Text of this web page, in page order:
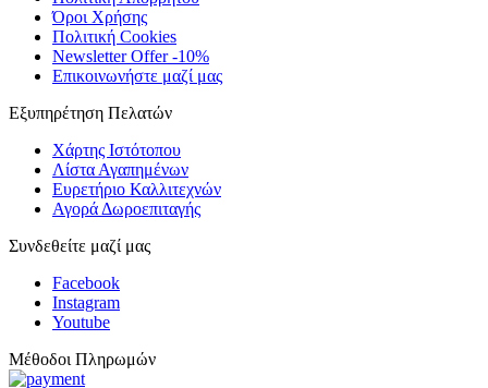
Όροι Χρήσης
Πολιτική Cookies
Newsletter Offer -10%
Επικοινωνήστε μαζί μας
Εξυπηρέτηση Πελατών
Χάρτης Ιστότοπου
Λίστα Αγαπημένων
Ευρετήριο Καλλιτεχνών
Αγορά Δωροεπιταγής
Συνδεθείτε μαζί μας
Facebook
Instagram
Youtube
Μέθοδοι Πληρωμών